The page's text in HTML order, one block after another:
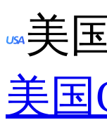
美
美